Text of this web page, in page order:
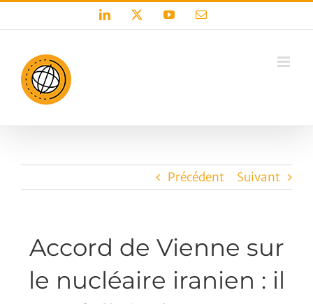
LinkedIn YouTubeEmail
Précédent Suivant
Accord de Vienne sur
le nucléaire iranien : il